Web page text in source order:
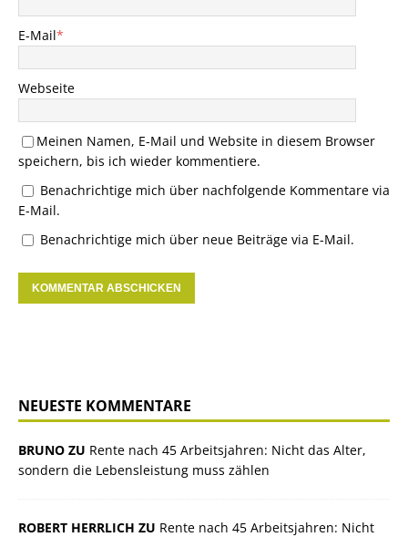
E-Mail*
Webseite
Meinen Namen, E-Mail und Website in diesem Browser
speichern, bis ich wieder kommentiere.
Benachrichtige mich über nachfolgende Kommentare via
E-Mail.
Benachrichtige mich über neue Beiträge via E-Mail.
NEUESTE KOMMENTARE
BRUNO ZU Rente nach 45 Arbeitsjahren: Nicht das Alter,
sondern die Lebensleistung muss zählen
ROBERT HERRLICH ZU Rente nach 45 Arbeitsjahren: Nicht